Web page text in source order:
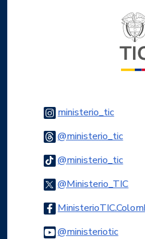
ministerio_ticLogo
@ministerio_ticLogo
@ministerio_ticLogo
@Ministerio_TIC
@ministerioticLogo